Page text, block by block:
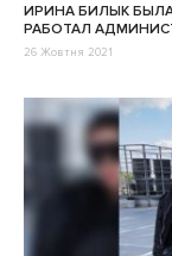
ИРИНА БИЛЫК
РАБОТАЛ
26 Жовтня 2021